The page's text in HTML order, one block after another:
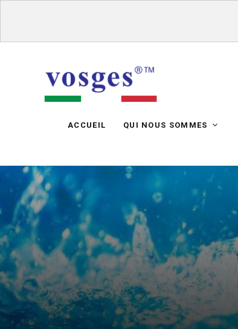
ACCUEIL QUI NOUS SOMMES